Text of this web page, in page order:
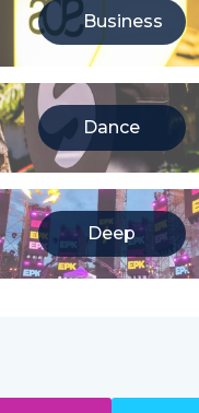
Business
Dance
Deep